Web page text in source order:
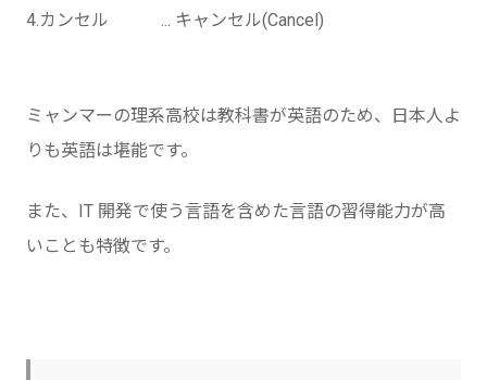
4.カンセル ... キャンセル(Cancel)
ミャンマーの理系高校は教科書が英語のため、日本人よ
りも英語は堪能です。
また、IT 開発で使う言語を含めた言語の習得能力が高
いことも特徴です。